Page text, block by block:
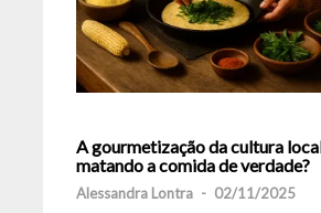
A gourmetização da cultura
matando a comida de verdade?
Alessandra Lontra - 02/11/2025